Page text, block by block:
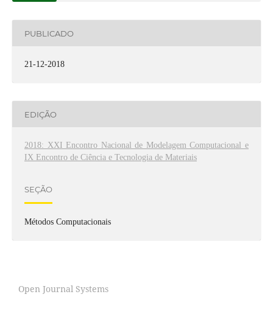
PUBLICADO
21-12-2018
EDIÇÃO
2018: XXI Encontro Nacional de Modelagem Computacional e
IX Encontro de Ciência e Tecnologia de Materiais
SEÇÃO
Métodos Computacionais
Open Journal Systems